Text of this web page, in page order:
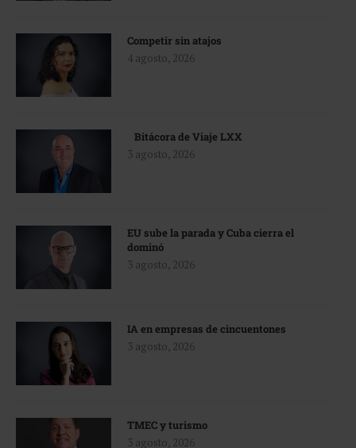
Competir sin atajos
4 agosto, 2026
Bitácora de Viaje LXX
3 agosto, 2026
EU sube la parada y Cuba cierra el
dominó
3 agosto, 2026
IA en empresas de cincuentones
3 agosto, 2026
TMEC y turismo
3 agosto, 2026